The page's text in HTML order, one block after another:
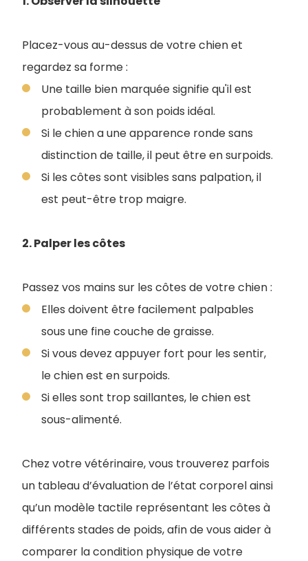
Placez-vous au-dessus de votre chien et
regardez sa forme :
Une taille bien marquée signifie qu'il est
probablement à son poids idéal.
Si le chien a une apparence ronde sans
distinction de taille, il peut être en surpoids.
Si les côtes sont visibles sans palpation, il
est peut-être trop maigre.
2. Palper les côtes
Passez vos mains sur les côtes de votre chien :
Elles doivent être facilement palpables
sous une fine couche de graisse.
Si vous devez appuyer fort pour les sentir,
le chien est en surpoids.
Si elles sont trop saillantes, le chien est
sous-alimenté.
Chez votre vétérinaire, vous trouverez parfois
un tableau d’évaluation de l’état corporel ainsi
qu’un modèle tactile représentant les côtes à
différents stades de poids, afin de vous aider à
comparer la condition physique de votre